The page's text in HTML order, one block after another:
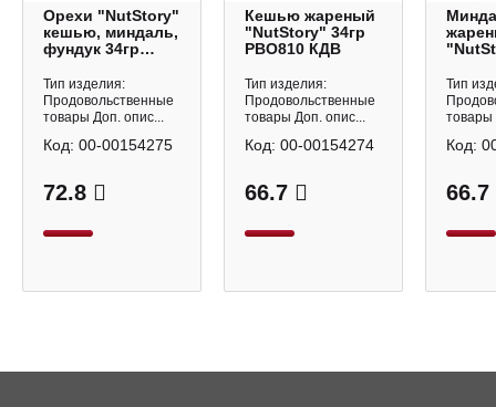
Орехи "NutStory"
кешью, миндаль,
фундук 34гр
Тип изделия:
Продовольственные
товары Доп. опис...
72.8
Код: 00-00154275
Кешью жареный
"NutStory" 34гр
РВО810 КДВ
Тип изделия:
Продовольственные
товары Доп. опис...
66.7
Код: 00-00154274
Тип
товары
66.7
Код: